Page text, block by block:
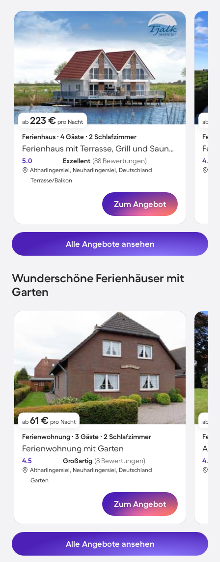
ab 223 € pro Nacht
Ferienhaus ∙ 4 Gäste ∙ 2 Schlafzimmer
Ferienhaus mit Terrasse, Grill und Sauna | Seeblick
5.0 Exzellent (88 Bewertungen)
Altharlingersiel, Neuharlingersiel, Deutschland
Terrasse/Balkon
Zum Angebot
ab
4.7
Alle Angebote ansehen
Wunderschöne Ferienhäuser mit
Garten
ab 61 € pro Nacht
Ferienwohnung ∙ 3 Gäste ∙ 2 Schlafzimmer
Ferienwohnung mit Garten
4.5 Großartig (8 Bewertungen)
Altharlingersiel, Neuharlingersiel, Deutschland
Garten
Zum Angebot
ab
4.6
Alle Angebote ansehen